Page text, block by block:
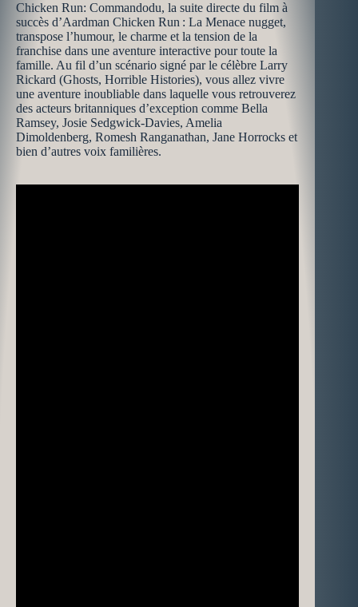
Chicken Run: Commandodu, la suite directe du film à
succès d’Aardman Chicken Run : La Menace nugget,
transpose l’humour, le charme et la tension de la
franchise dans une aventure interactive pour toute la
famille. Au fil d’un scénario signé par le célèbre Larry
Rickard (Ghosts, Horrible Histories), vous allez vivre
une aventure inoubliable dans laquelle vous retrouverez
des acteurs britanniques d’exception comme Bella
Ramsey, Josie Sedgwick-Davies, Amelia
Dimoldenberg, Romesh Ranganathan, Jane Horrocks et
bien d’autres voix familières.